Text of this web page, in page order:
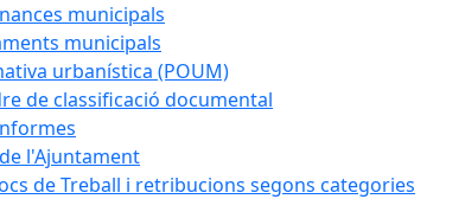
municipals
municipals
urbanística (POUM)
de classificació documental
l'Ajuntament
de Treball i retribucions segons categories